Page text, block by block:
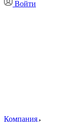
Войти
Компания